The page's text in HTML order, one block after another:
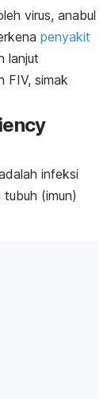
virus, anabul
penyakit
lanjut
FIV, simak
infeksi
(imun)